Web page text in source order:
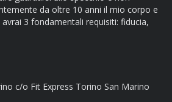
da oltre 10 anni il mio corpo e
3 fondamentali requisiti: fiducia,
c/o Fit Express Torino San Marino